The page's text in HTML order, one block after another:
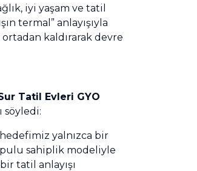
iyi yaşam ve tatil
termal” anlayışıyla
ortadan kaldırarak devre
Tatil Evleri GYO
söyledi:
hedefimiz yalnızca bir
sahiplik modeliyle
tatil anlayışı